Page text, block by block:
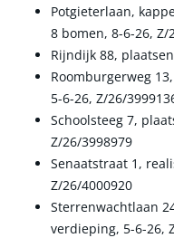
Potgieterlaan,
8 bomen, 8-6-26, Z/
Rijndijk 88,
Roomburgerweg
5-6-26, Z/26/
Schoolsteeg 7,
Z/26/3998979
Senaatstraat 1,
Z/26/4000920
Sterrenwachtlaan
verdieping, 5-6-26,